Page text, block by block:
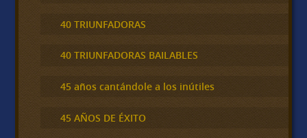
40 TRIUNFADORAS
40 TRIUNFADORAS BAILABLES
45 años cantándole a los inútiles
45 AÑOS DE ÉXITO